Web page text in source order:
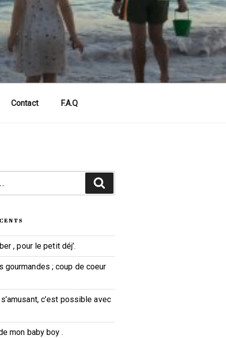
Contact F.A.Q
, pour le petit déj’.
gourmandes ; coup de coeur
c’est possible avec
mon baby boy .